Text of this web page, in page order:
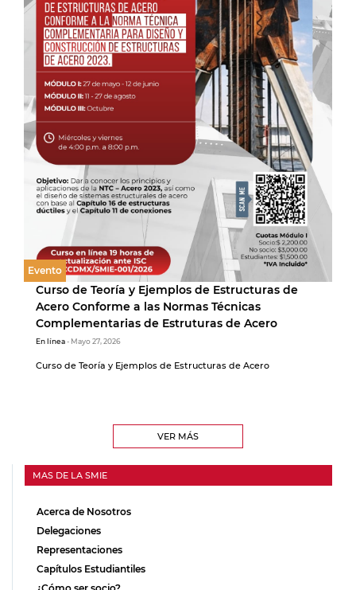
Evento
Curso de Teoría y Ejemplos de Estructuras de
Acero Conforme a las Normas Técnicas
Complementarias de Estruturas de Acero
En línea- Mayo 27, 2026
Curso de Teoría y Ejemplos de Estructuras de Acero
VER MÁS
MAS DE LA SMIE
Acerca de Nosotros
Delegaciones
Representaciones
Capítulos Estudiantiles